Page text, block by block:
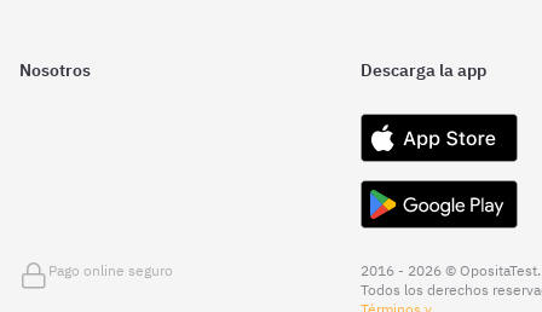
Nosotros Descarga la app
Pago online seguro
2016 - 2026 © OpositaTest.
Todos los derechos